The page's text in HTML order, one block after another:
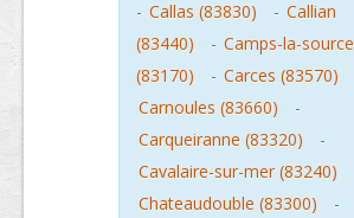
- Callas (83830) - Callian
(83440)
- Camps-la-source
(83170)
- Carces (83570)
Carnoules (83660)
-
Carqueiranne (83320)
-
Cavalaire-sur-mer (83240)
Chateaudouble (83300)
-